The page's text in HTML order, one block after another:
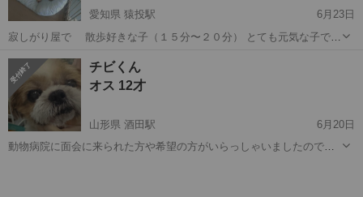
愛知県 猿投駅
6月23日
寂しがり屋で 散歩好きな子（１５分〜２０分） とても元気な子でお
この子だけの飼育をお願いします 本年度の狂犬病接種済 混合ワクチン
済...
愛知 豊田市 猿投駅
チビくん
オス 12才
山形県 酒田駅
6月20日
動物病院に面会に来られた方や希望の方がいらっしゃいましたので、